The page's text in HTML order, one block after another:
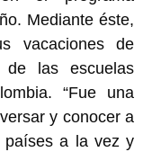
Mediante éste,
vacaciones de
las escuelas
“Fue una
y conocer a
países a la vez y